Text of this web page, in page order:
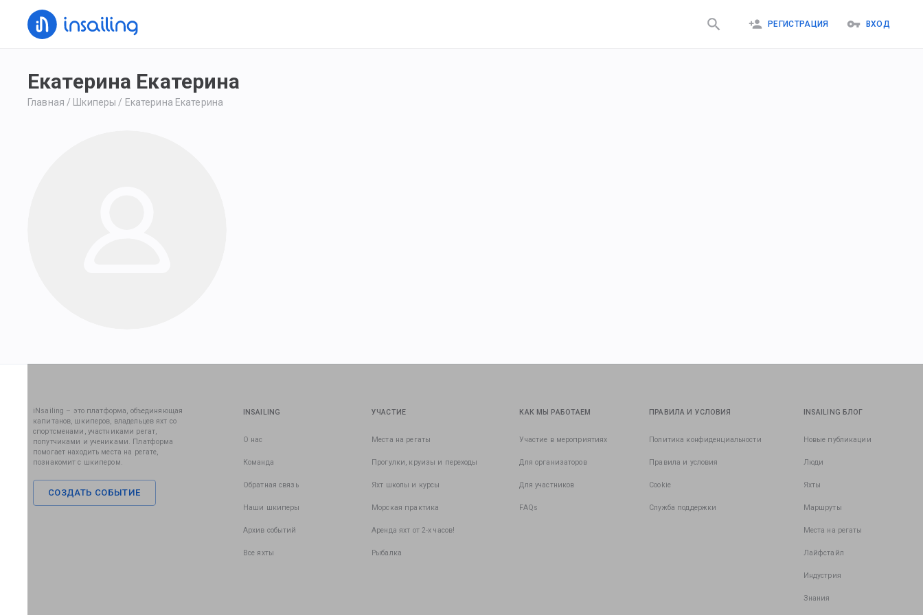
РЕГИСТРАЦИЯ ВХОД
Екатерина Екатерина
Главная / Шкиперы / Екатерина Екатерина
iNsailing – это платформа, объединяющая
капитанов, шкиперов, владельцев яхт со
спортсменами, участниками регат,
попутчиками и учениками. Платформа
помогает находить места на регате,
познакомит с шкипером.
СОЗДАТЬ СОБЫТИЕ
INSAILING
О нас
Команда
Обратная связь
Наши шкиперы
Архив событий
Все яхты
УЧАСТИЕ
Места на регаты
Прогулки, круизы и переходы
Яхт школы и курсы
Морская практика
Аренда яхт от 2-х часов!
Рыбалка
КАК МЫ РАБОТАЕМ
Участие в мероприятиях
Для организаторов
Для участников
FAQs
ПРАВИЛА И УСЛОВИЯ
Политика конфиденциальности
Правила и условия
Cookie
Служба поддержки
INSAILING БЛОГ
Новые публикации
Люди
Яхты
Маршруты
Места на регаты
Лайфстайл
Индустрия
Знания